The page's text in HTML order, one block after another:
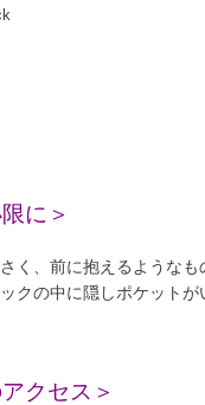
に＞
く、前に抱えるような
クの中に隠しポケット
クセス＞